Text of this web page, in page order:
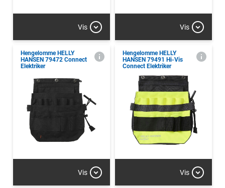
Vis Vis
Hengelomme HELLY
HANSEN 79472 Connect
Elektriker
Vis
Hengelomme HELLY
HANSEN 79491 Hi-Vis
Connect Elektriker
Vis